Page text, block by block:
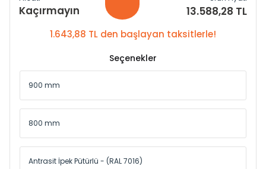
Kaçırmayın 13.588,28 TL
1.643,88 TL den başlayan taksitlerle!
Seçenekler